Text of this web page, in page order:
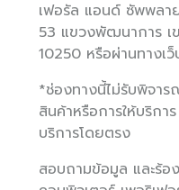
เฟอรัล แอนด์ ซัพพล
53 แขวงพัฒนาการ เ
10250 หรือผ่านทางเ
*ช่องทางนี้ไม่รับพิจา
สินค้าหรือการให้บริก
บริการโดยตรง
สอบถามข้อมูล และร้อ